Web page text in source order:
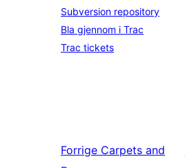
Subversion repository
Bla gjennom i Trac
Trac tickets
Forrige Carpets and